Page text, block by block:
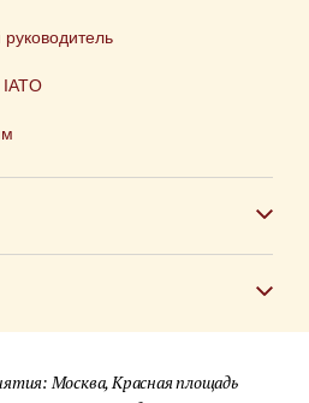
IATO
Москва, Красная площадь